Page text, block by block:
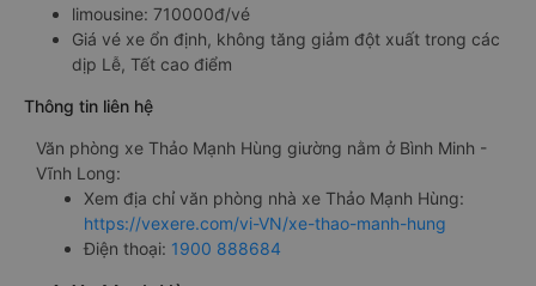
limousine: 710000đ/vé
Giá vé xe ổn định, không tăng giảm đột xuất trong các
dịp Lễ, Tết cao điểm
Thông tin liên hệ
Văn phòng xe Thảo Mạnh Hùng giường nằm ở Bình Minh -
Vĩnh Long:
Xem địa chỉ văn phòng nhà xe Thảo Mạnh Hùng:
https://vexere.com/vi-VN/xe-thao-manh-hung
Điện thoại: 1900 888684